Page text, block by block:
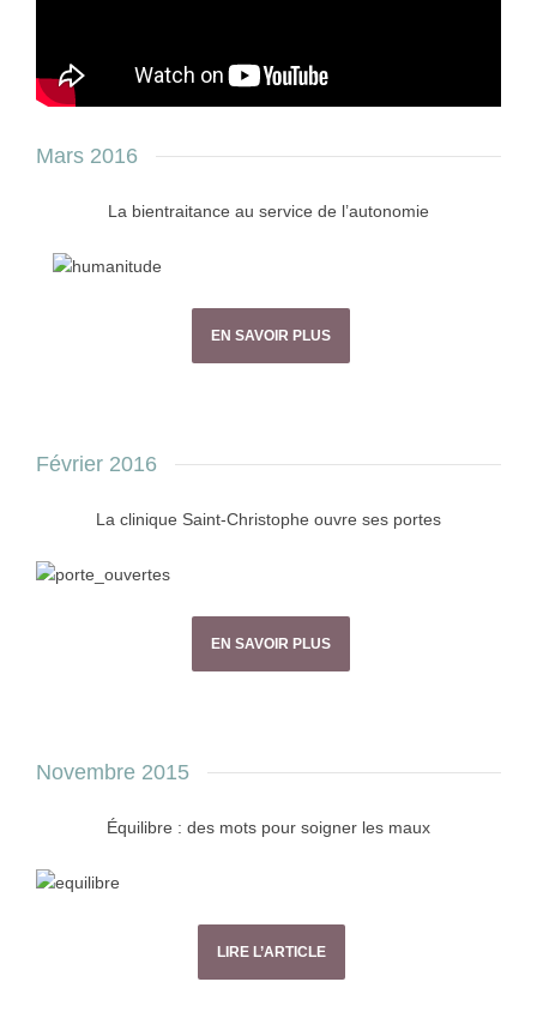
Mars 2016
La bientraitance au service de l’autonomie
EN SAVOIR PLUS
Février 2016
La clinique Saint-Christophe ouvre ses portes
EN SAVOIR PLUS
Novembre 2015
Équilibre : des mots pour soigner les maux
LIRE L’ARTICLE